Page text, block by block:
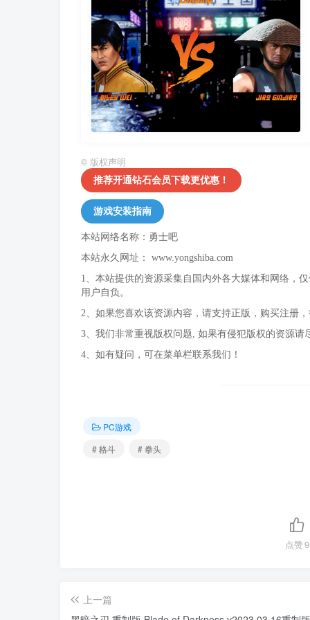
© 版权声明
推荐开通钻石会员下载更优惠！
游戏安装指南
本站网络名称：勇士吧
本站永久网址： www.yongshiba.com
1、本站提供的资源采集自国内外各大媒体和网络，
用户自负。
2、如果您喜欢该资源内容，请支持正版，购买注册
3、我们非常重视版权问题, 如果有侵犯版权的资源
4、如有疑问，可在菜单栏联系我们！
PC游戏
# 格斗
# 拳头
点赞9
上一篇